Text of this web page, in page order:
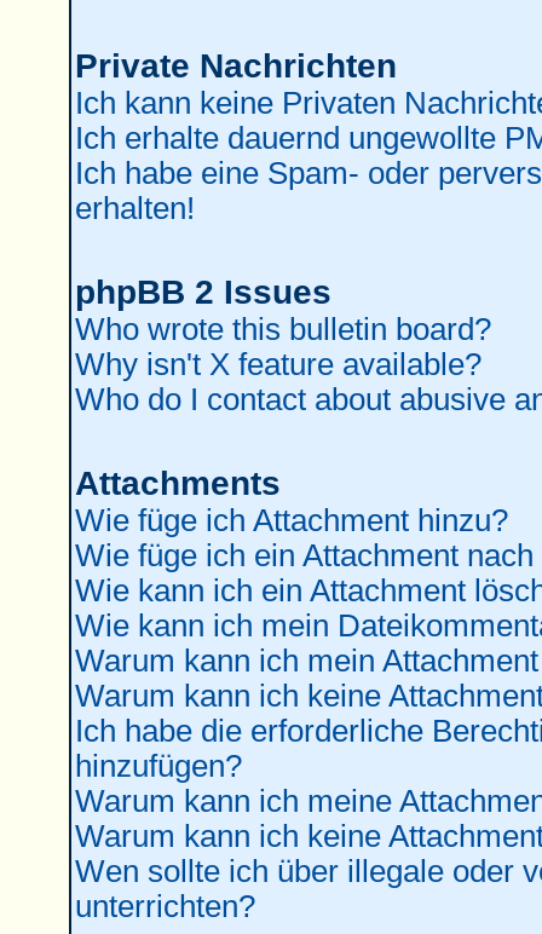
Private Nachrichten
Ich kann keine Privaten
Ich erhalte dauernd ungewollte
Ich habe eine Spam- oder
erhalten!
phpBB 2 Issues
Who wrote this bulletin board?
Why isn't X feature available?
Who do I contact about abusive
Attachments
Wie füge ich Attachment hinzu?
Wie füge ich ein Attachment
Wie kann ich ein Attachment
Wie kann ich mein
Warum kann ich mein
Warum kann ich keine
Ich habe die erforderliche
hinzufügen?
Warum kann ich meine
Warum kann ich keine
Wen sollte ich über illegale oder
unterrichten?